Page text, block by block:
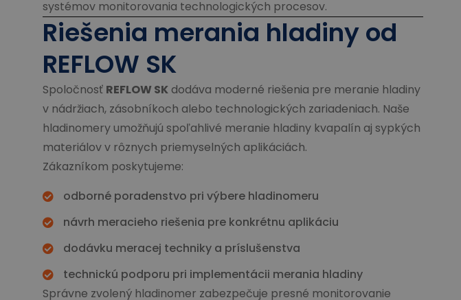
systémov monitorovania technologických procesov.
Riešenia merania hladiny od
REFLOW SK
Spoločnosť REFLOW SK dodáva moderné riešenia pre meranie hladiny
v nádržiach, zásobníkoch alebo technologických zariadeniach. Naše
hladinomery umožňujú spoľahlivé meranie hladiny kvapalín aj sypkých
materiálov v rôznych priemyselných aplikáciách.
Zákazníkom poskytujeme:
odborné poradenstvo pri výbere hladinomeru
návrh meracieho riešenia pre konkrétnu aplikáciu
dodávku meracej techniky a príslušenstva
technickú podporu pri implementácii merania hladiny
Správne zvolený hladinomer zabezpečuje presné monitorovanie